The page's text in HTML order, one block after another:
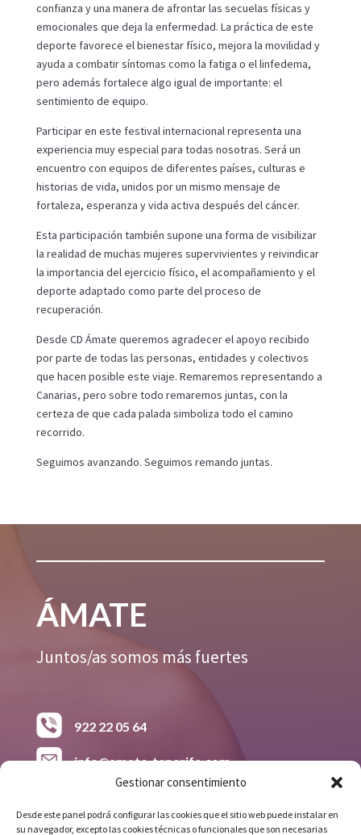
Gestionar consentimiento
Desde este panel podrá configurar las cookies que el sitio web puede instalar en
su navegador, excepto las cookies técnicas o funcionales que son necesarias
confianza y una manera de afrontar las secuelas físicas y
emocionales que deja la enfermedad. La práctica de este
deporte favorece el bienestar físico, mejora la movilidad y
ayuda a combatir síntomas como la fatiga o el linfedema,
pero además fortalece algo igual de importante: el
sentimiento de equipo.
Participar en este festival internacional representa una
experiencia muy especial para todas nosotras. Será un
encuentro con equipos de diferentes países, culturas e
historias de vida, unidos por un mismo mensaje de
fortaleza, esperanza y vida activa después del cáncer.
Esta participación también supone una forma de visibilizar
la realidad de muchas mujeres supervivientes y reivindicar
la importancia del ejercicio físico, el acompañamiento y el
deporte adaptado como parte del proceso de
recuperación.
Desde CD Ámate queremos agradecer el apoyo recibido
por parte de todas las personas, entidades y colectivos
que hacen posible este viaje. Remaremos representando a
Canarias, pero sobre todo remaremos juntas, con la
certeza de que cada palada simboliza todo el camino
recorrido.
Seguimos avanzando. Seguimos remando juntas.
ÁMATE
Juntos/as somos más fuertes
922 22 05 64
info@amate-tenerife.com
Avda. Príncipes de España. Grupo 148